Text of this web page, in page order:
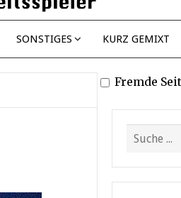
SONSTIGES KURZ GEMIXT
Fremde